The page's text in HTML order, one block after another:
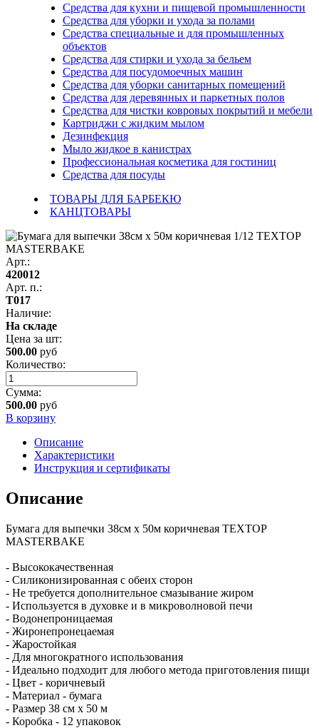
Средства для кухни и пищевой промышленности
Средства для уборки и ухода за полами
Средства специальные и для промышленных
объектов
Средства для стирки и ухода за бельем
Средства для посудомоечных машин
Средства для уборки санитарных помещений
Средства для деревянных и паркетных полов
Средства для чистки ковровых покрытий и мебели
Картриджи с жидким мылом
Дезинфекция
Мыло жидкое в канистрах
Профессиональная косметика для гостиниц
Средства для посуды
ТОВАРЫ ДЛЯ БАРБЕКЮ
КАНЦТОВАРЫ
Арт.:
420012
Арт. п.:
Т017
Наличие:
На складе
Цена за шт:
500.00 руб
Количество:
Сумма:
500.00 руб
В корзину
Описание
Характеристики
Инструкция и сертификаты
Описание
Бумага для выпечки 38см х 50м коричневая TEXTOP
MASTERBAKE
- Высококачественная
- Силиконизированная с обеих сторон
- Не требуется дополнительное смазывание жиром
- Используется в духовке и в микроволновой печи
- Водонепроницаемая
- Жиронепронецаемая
- Жаростойкая
- Для многократного использования
- Идеально подходит для любого метода приготовления пищи
- Цвет - коричневый
- Материал - бумага
- Размер 38 см х 50 м
- Коробка - 12 упаковок